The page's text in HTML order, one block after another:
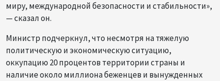
миру, международной безопасности и стабильности»,
— сказал он.
Министр подчеркнул, что несмотря на тяжелую
политическую и экономическую ситуацию,
оккупацию 20 процентов территории страны и
наличие около миллиона беженцев и вынужденных